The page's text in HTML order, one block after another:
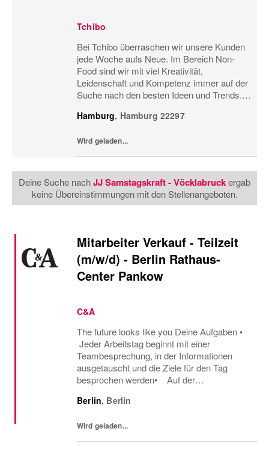
Tchibo
Bei Tchibo überraschen wir unsere Kunden
jede Woche aufs Neue. Im Bereich Non-
Food sind wir mit viel Kreativität,
Leidenschaft und Kompetenz immer auf der
Suche nach den besten Ideen und Trends.
besser machen und ständig
Hamburg, Hamburg 22297
Wird geladen...
Deine Suche nachJJ Samstagskraft - Vöcklabruckergab
keine Übereinstimmungen mit den Stellenangeboten.
Mitarbeiter Verkauf - Teilzeit
(m/w/d) - Berlin Rathaus-
Center Pankow
C&A
The future looks like you Deine Aufgaben •
Jeder Arbeitstag beginnt mit einer
Teambesprechung, in der Informationen
ausgetauscht und die Ziele für den Tag
besprochen werden• Auf der
Kunden und beantwortest ihre Fragen• Du
Berlin, Berlin
Wird geladen...